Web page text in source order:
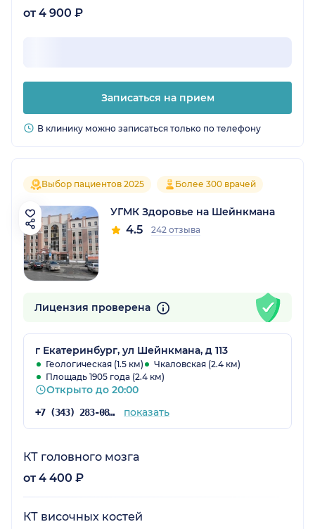
от 4 900 ₽
Записаться на прием
В клинику можно записаться только по телефону
Выбор пациентов 2025 Более 300 врачей
УГМК Здоровье на Шейнкмана
4.5 242 отзыва
Лицензия проверена
г Екатеринбург, ул Шейнкмана, д 113
Геологическая (1.5 км)
Чкаловская (2.4 км)
Площадь 1905 года (2.4 км)
Открыто до 20:00
+7 (343) 283-08-08 показать
КТ головного мозга
от 4 400 ₽
КТ височных костей